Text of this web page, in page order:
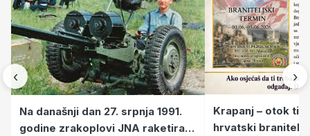
‹
Na današnji dan 27. srpnja 1991.
godine zrakoplovi JNA raketirali
Krapanj – otok
hrvatski branitelji
›